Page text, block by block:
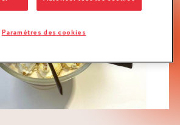
Paramètres des cookies